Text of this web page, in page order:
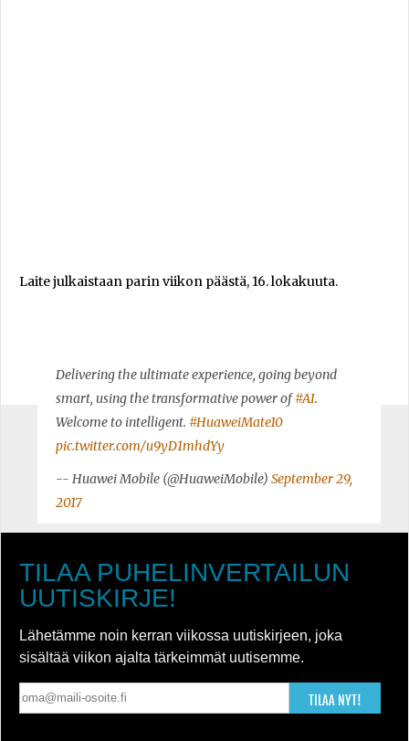
Laite julkaistaan parin viikon päästä, 16. lokakuuta.
Delivering the ultimate experience, going beyond
smart, using the transformative power of#AI.
Welcome to intelligent. #HuaweiMate10
pic.twitter.com/u9yD1mhdYy
-- Huawei Mobile (@HuaweiMobile) September 29,
2017
TILAA PUHELINVERTAILUN
UUTISKIRJE!
Lähetämme noin kerran viikossa uutiskirjeen, joka
sisältää viikon ajalta tärkeimmät uutisemme.
TILAA NYT!